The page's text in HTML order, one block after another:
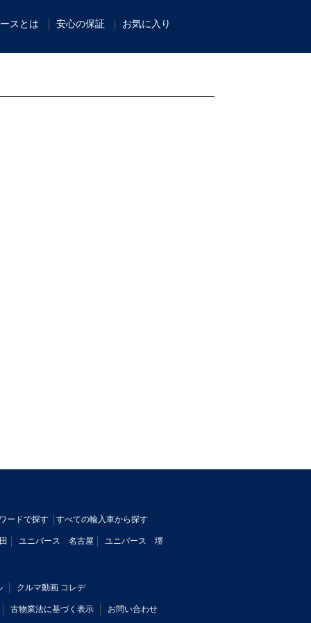
スとは 安心の保証 お気に入り
ードで探す すべての輸入車から探す
ユニバース 名古屋 ユニバース 堺
クルマ動画 コレデ
古物業法に基づく表示 お問い合わせ